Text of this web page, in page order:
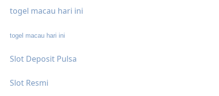
togel macau hari ini
togel macau hari ini
Slot Deposit Pulsa
Slot Resmi